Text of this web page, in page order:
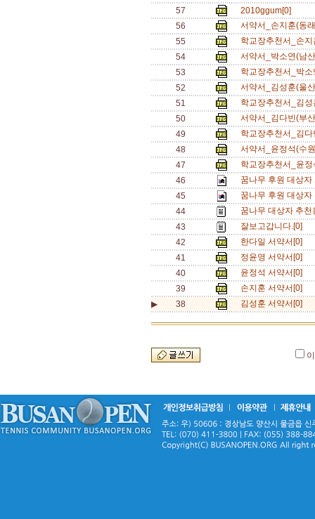
57
2010ggum[0]
56
서약서_손지훈(동
55
학교장추천서_손
54
서약서_박소연(남
53
학교장추천서_박
52
서약서_김성훈(울
51
학교장추천서_김
50
서약서_김다빈(부
49
학교장추천서_김
48
서약서_윤정석(수
47
학교장추천서_윤
46
꿈나무 후원 대상
45
꿈나무 후원 대상
44
꿈나무 대상자 추
43
잘보고갑니다.[0]
42
한다일 서약서[0]
41
정윤영 서약서[0]
40
윤정석 서약서[0]
39
손지훈 서약서[0]
▶
38 김성훈 서약서[0]